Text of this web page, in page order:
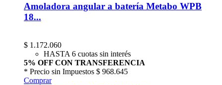
Amoladora angular a batería Metabo WPB
18...
$ 1.172.060
HASTA 6 cuotas sin interés
5% OFF CON TRANSFERENCIA
* Precio sin Impuestos $ 968.645
Comprar